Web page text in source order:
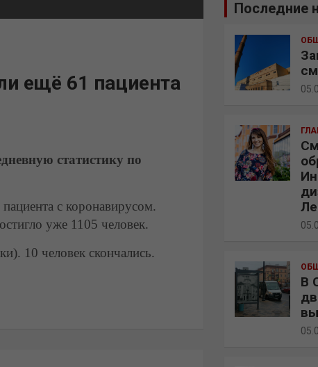
ещё 61 пациента
статистику по
с коронавирусом.
уже 1105 человек.
10 человек скончались.
Последние
В